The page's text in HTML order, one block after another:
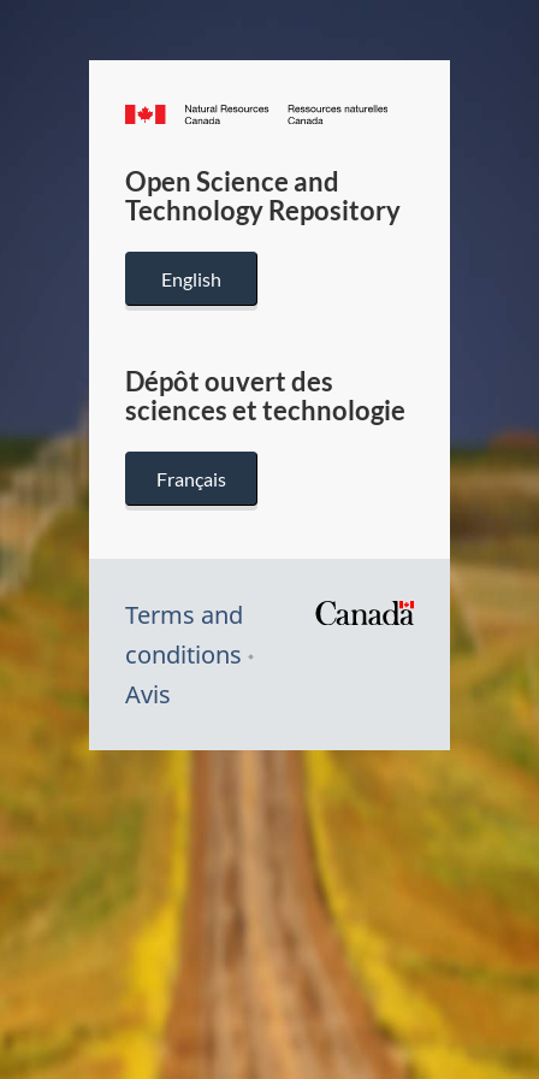
Canada.ca
/
Canada
Open Science and
Technology Repository
English
Dépôt ouvert des
sciences et technologie
Français
Terms and
conditions
Avis
Symbole
Canada